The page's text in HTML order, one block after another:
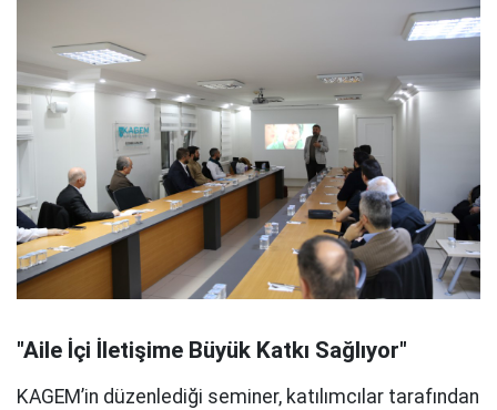
"Aile İçi İletişime Büyük Katkı Sağlıyor"
KAGEM’in düzenlediği seminer, katılımcılar tarafından